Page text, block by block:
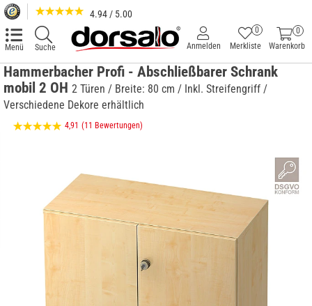
4.94 / 5.00
Menü Suche
0
Warenkorb
Merkliste
0
Anmelden
Hammerbacher Profi - Abschließbarer Schrank
mobil 2 OH 2 Türen / Breite: 80 cm / Inkl. Streifengriff /
Verschiedene Dekore erhältlich
4,91 (11 Bewertungen)